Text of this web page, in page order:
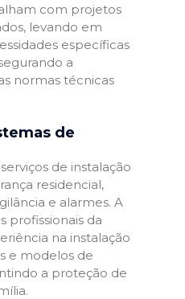
com projetos
levando em
específicas
a
normas técnicas
de
de instalação
residencial,
e alarmes. A
profissionais da
na instalação
e modelos de
a proteção de